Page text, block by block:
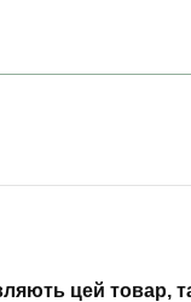
цей товар,